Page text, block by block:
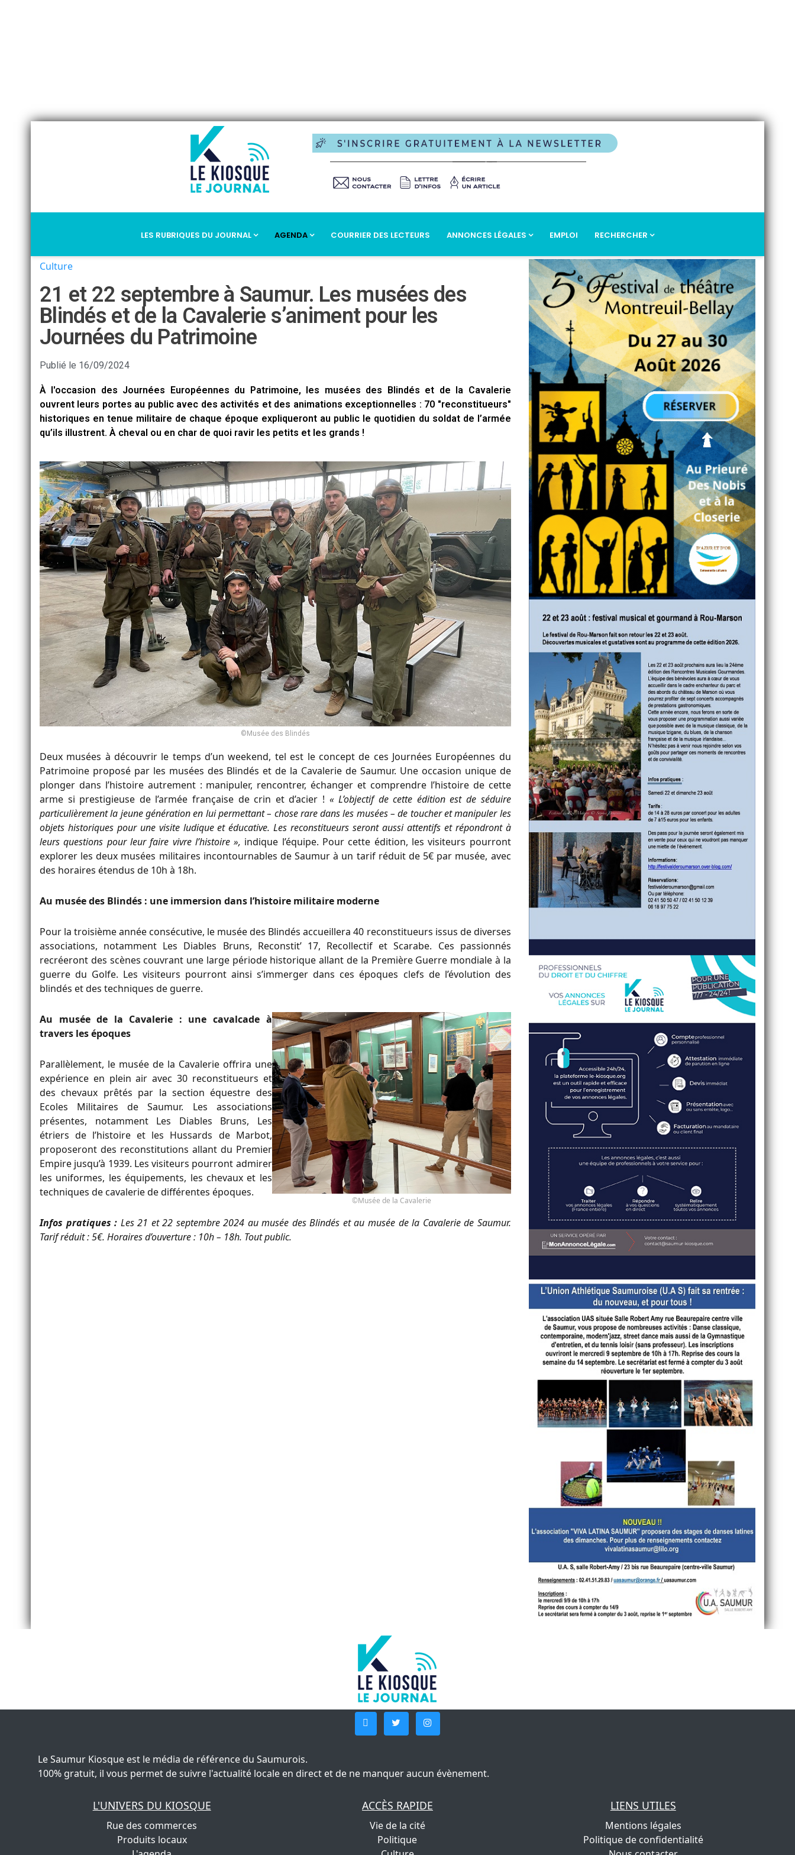
LES RUBRIQUES DU JOURNAL AGENDA COURRIER DES LECTEURS ANNONCES LÉGALES EMPLOI RECHERCHER
Culture
21 et 22 septembre à Saumur. Les musées des
Blindés et de la Cavalerie s’animent pour les
Journées du Patrimoine
Publié le 16/09/2024
À l'occasion des Journées Européennes du Patrimoine, les musées des Blindés et de la Cavalerie
ouvrent leurs portes au public avec des activités et des animations exceptionnelles : 70 "reconstitueurs"
historiques en tenue militaire de chaque époque expliqueront au public le quotidien du soldat de l’armée
qu’ils illustrent. À cheval ou en char de quoi ravir les petits et les grands !
©Musée des Blindés
Deux musées à découvrir le temps d’un weekend, tel est le concept de ces Journées Européennes du
Patrimoine proposé par les musées des Blindés et de la Cavalerie de Saumur. Une occasion unique de
plonger dans l’histoire autrement : manipuler, rencontrer, échanger et comprendre l’histoire de cette
arme si prestigieuse de l’armée française de crin et d’acier ! « L’objectif de cette édition est de séduire
particulièrement la jeune génération en lui permettant – chose rare dans les musées – de toucher et manipuler les
objets historiques pour une visite ludique et éducative. Les reconstitueurs seront aussi attentifs et répondront à
leurs questions pour leur faire vivre l’histoire », indique l’équipe. Pour cette édition, les visiteurs pourront
explorer les deux musées militaires incontournables de Saumur à un tarif réduit de 5€ par musée, avec
des horaires étendus de 10h à 18h.
Au musée des Blindés : une immersion dans l’histoire militaire moderne
Pour la troisième année consécutive, le musée des Blindés accueillera 40 reconstitueurs issus de diverses
associations, notamment Les Diables Bruns, Reconstit’ 17, Recollectif et Scarabe. Ces passionnés
recréeront des scènes couvrant une large période historique allant de la Première Guerre mondiale à la
guerre du Golfe. Les visiteurs pourront ainsi s’immerger dans ces époques clefs de l’évolution des
blindés et des techniques de guerre.
©Musée de la Cavalerie
Au musée de la Cavalerie : une cavalcade à
travers les époques
Parallèlement, le musée de la Cavalerie offrira une
expérience en plein air avec 30 reconstitueurs et
des chevaux prêtés par la section équestre des
Ecoles Militaires de Saumur. Les associations
présentes, notamment Les Diables Bruns, Les
étriers de l’histoire et les Hussards de Marbot,
proposeront des reconstitutions allant du Premier
Empire jusqu’à 1939. Les visiteurs pourront admirer
les uniformes, les équipements, les chevaux et les
techniques de cavalerie de différentes époques.
Infos pratiques : Les 21 et 22 septembre 2024 au musée des Blindés et au musée de la Cavalerie de Saumur.
Tarif réduit : 5€. Horaires d’ouverture : 10h – 18h. Tout public.
Le Saumur Kiosque est le média de référence du Saumurois.
100% gratuit, il vous permet de suivre l'actualité locale en direct et de ne manquer aucun évènement.
L'UNIVERS DU KIOSQUE
Rue des commerces
Produits locaux
ACCÈS RAPIDE
Vie de la cité
Politique
LIENS UTILES
Mentions légales
Politique de confidentialité